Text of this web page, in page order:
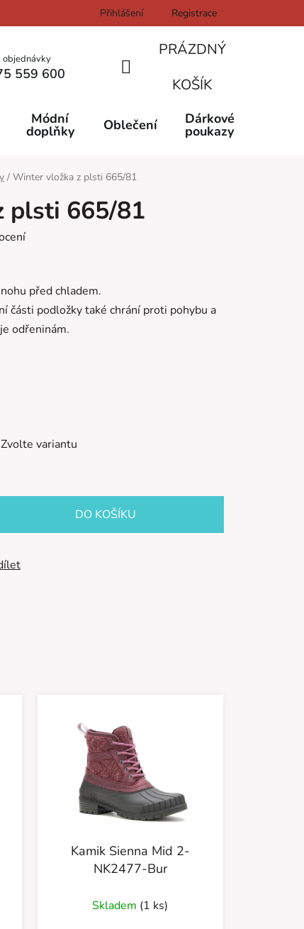
Přihlášení Registrace
objednávky
559 600
NÁKUPNÍ
KOŠÍK
PRÁZDNÝ
KOŠÍK
Módní
doplňky Oblečení Dárkové
poukazy
/ Winter vložka z plsti 665/81
plsti 665/81
před chladem.
části podložky také chrání proti pohybu a
odřeninám.
Zvolte variantu
DO KOŠÍKU
Kamik Sienna Mid 2-
NK2477-Bur
Skladem (1 ks)